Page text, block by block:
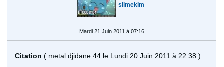
slimekim
Mardi 21 Juin 2011 à 07:16
Citation ( metal djidane 44 le Lundi 20 Juin 2011 à 22:38 )